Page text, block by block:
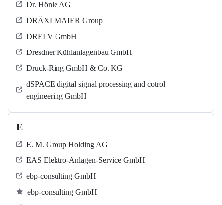
Dr. Hönle AG
DRÄXLMAIER Group
DREI V GmbH
Dresdner Kühlanlagenbau GmbH
Druck-Ring GmbH & Co. KG
dSPACE digital signal processing and cotrol
engineering GmbH
E
E. M. Group Holding AG
EAS Elektro-Anlagen-Service GmbH
ebp-consulting GmbH
ebp-consulting GmbH